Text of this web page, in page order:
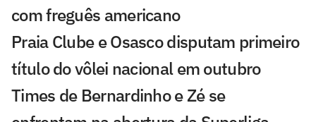
com freguês americano
Praia Clube e Osasco disputam primeiro
título do vôlei nacional em outubro
Times de Bernardinho e Zé se